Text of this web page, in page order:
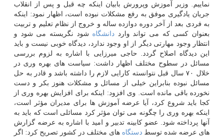
نماییم. وزیر آموزش وپرورش بابیان اینکه چه قبل و پس از انقلاب
جریان یادگیری موفق به رفع مشکلات نبوده است، اظهار نمود: اینکه
به فردی بعد از آخر دوره دوازده ساله و خروج از نظام تعلیم و تربیت
بعنوان کسی که می تواند وارد دانشگاه شود نگریسته می شود و
انتظار وجود مهارتی دیگر از او وجود ندارد، دیدگاه خوبی نیست و باید
این دیدگاه اصلاح گردد. حاجی میرزایی با اشاره به لزوم بررسی
مسائل در سطوح مختلف اظهار داشت: سیاست های بهره وری در
خلال ۷۰ سال قبل نتوانسته کارایی لازم را داشته باشد و قادر به حل
مسائل نبوده بنابراین خیلی از مسائل و مشکلات هنوز بکر و دست
نخورده باقی مانده است. وی افزود: اینکه برای افزایش بهره وری از
کجا باید شروع کرد، آیا عرضه آموزش ها برای مدیران مؤثر است،
اینکه بهره وری را چگونه می توان مؤثر کرد مسائلی است که باید به
آنها پرداخته شود. عضو کابینه تدبیر و امید با اشاره به عرضه گزارش
های عرضه شده توسط دستگاه های مختلف در کشور تصریح کرد: اگر